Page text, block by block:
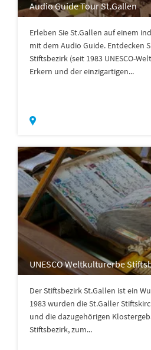
Audio Guide Tour St.Gallen
Erleben Sie St.Gallen auf einem
mit dem Audio Guide. Entdecken
Stiftsbezirk (seit 1983 UNESCO-
Erkern und der einzigartigen...
UNESCO Weltkulturerbe
Der Stiftsbezirk St.Gallen ist ein
1983 wurden die St.Galler
und die dazugehörigen
Stiftsbezirk, zum...